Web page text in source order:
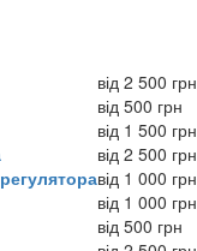
від 2 500 грн
від 500 грн
від 1 500 грн
від 2 500 грн
від 1 000 грн
від 1 000 грн
від 500 грн